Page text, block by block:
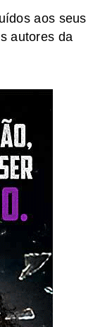
aos seus
autores da